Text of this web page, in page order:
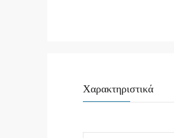
Χαρακτηριστικά